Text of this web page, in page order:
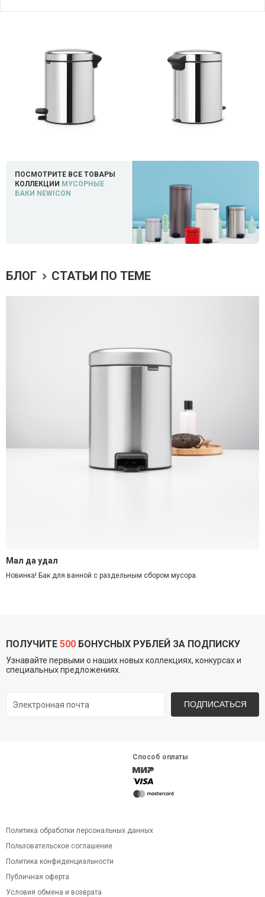
ПОСМОТРИТЕ ВСЕ ТОВАРЫ
КОЛЛЕКЦИИ МУСОРНЫЕ
БАКИ NEWICON
БЛОГ СТАТЬИ ПО ТЕМЕ
Мал да удал
Новинка! Бак для ванной с раздельным сбором мусора.
ПОЛУЧИТЕ 500 БОНУСНЫХ РУБЛЕЙ ЗА ПОДПИСКУ
Узнавайте первыми о наших новых коллекциях, конкурсах и
специальных предложениях.
ПОДПИСАТЬСЯ
Способ оплаты
Политика обработки персональных данных
Пользовательское соглашение
Политика конфиденциальности
Публичная оферта
Условия обмена и возврата